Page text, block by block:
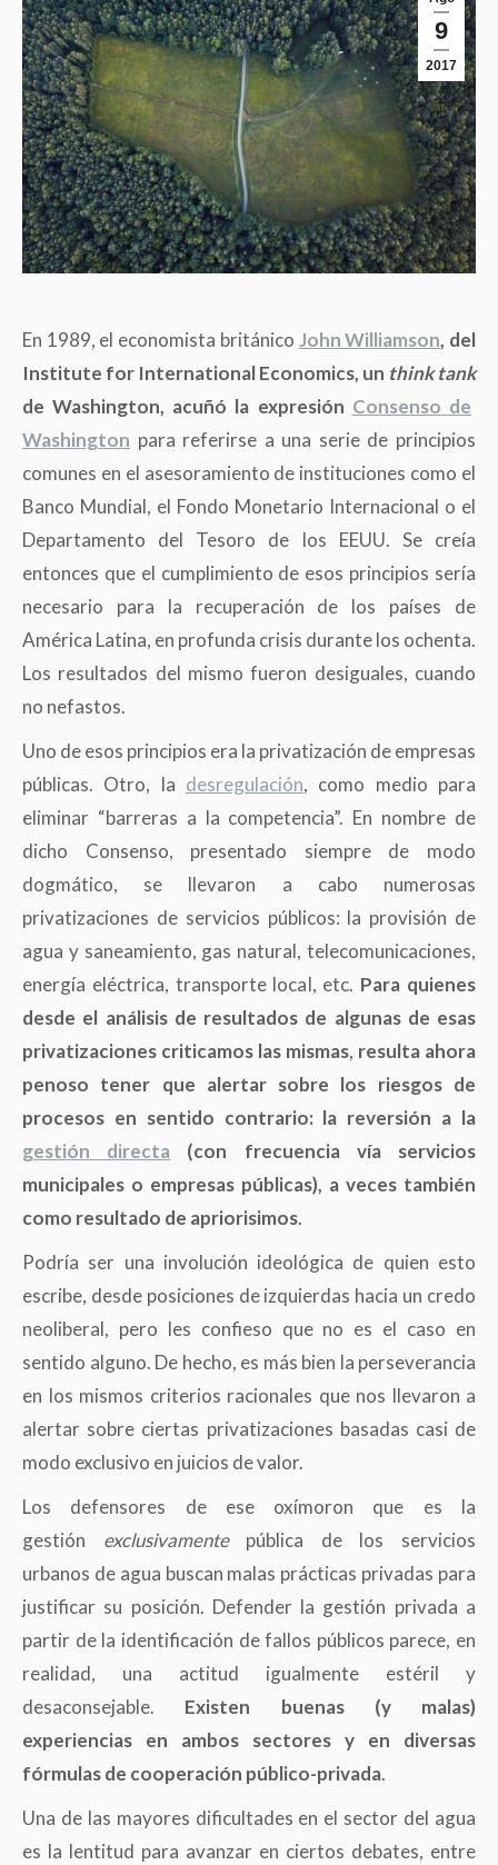
9
2017
En 1989, el economista británico John Williamson, del
Institute for International Economics, un think tank
de Washington, acuñó la expresión Consenso de
Washington para referirse a una serie de principios
comunes en el asesoramiento de instituciones como el
Banco Mundial, el Fondo Monetario Internacional o el
Departamento del Tesoro de los EEUU. Se creía
entonces que el cumplimiento de esos principios sería
necesario para la recuperación de los países de
América Latina, en profunda crisis durante los ochenta.
Los resultados del mismo fueron desiguales, cuando
no nefastos.
Uno de esos principios era la privatización de empresas
públicas. Otro, la desregulación, como medio para
eliminar “barreras a la competencia”. En nombre de
dicho Consenso, presentado siempre de modo
dogmático, se llevaron a cabo numerosas
privatizaciones de servicios públicos: la provisión de
agua y saneamiento, gas natural, telecomunicaciones,
energía eléctrica, transporte local, etc. Para quienes
desde el análisis de resultados de algunas de esas
privatizaciones criticamos las mismas, resulta ahora
penoso tener que alertar sobre los riesgos de
procesos en sentido contrario: la reversión a la
gestión directa
(con frecuencia vía servicios
municipales o empresas públicas), a veces también
como resultado de apriorisimos.
Podría ser una involución ideológica de quien esto
escribe, desde posiciones de izquierdas hacia un credo
neoliberal, pero les confieso que no es el caso en
sentido alguno. De hecho, es más bien la perseverancia
en los mismos criterios racionales que nos llevaron a
alertar sobre ciertas privatizaciones basadas casi de
modo exclusivo en juicios de valor.
Los defensores de ese oxímoron que es la
gestión exclusivamente pública de los servicios
urbanos de agua buscan malas prácticas privadas para
justificar su posición. Defender la gestión privada a
partir de la identificación de fallos públicos parece, en
realidad, una actitud igualmente estéril y
desaconsejable. Existen buenas (y malas)
experiencias en ambos sectores y en diversas
fórmulas de cooperación público-privada.
Una de las mayores dificultades en el sector del agua
es la lentitud para avanzar en ciertos debates, entre